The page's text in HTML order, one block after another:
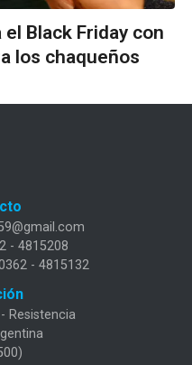
Black Friday con
los chaqueños
- 4815208
- 4815132
Resistencia